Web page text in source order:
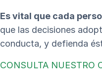
Es vital que cada
que las decisiones
conducta, y defienda
CONSULTA NUESTRO